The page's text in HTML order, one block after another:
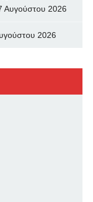
Αυγούστου 2026
2026